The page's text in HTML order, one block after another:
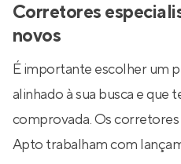
Corretores
novos
É importante escolher um
alinhado à sua busca e que
comprovada. Os
Apto trabalham com